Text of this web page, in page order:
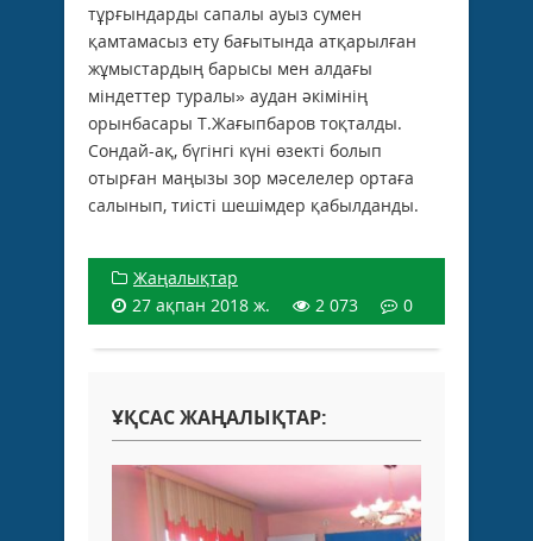
тұрғындарды сапалы ауыз сумен
қамтамасыз ету бағытында атқарылған
жұмыстардың барысы мен алдағы
міндеттер туралы» аудан әкімінің
орынбасары Т.Жағыпбаров тоқталды.
Сондай-ақ, бүгінгі күні өзекті болып
отырған маңызы зор мәселелер ортаға
салынып, тиісті шешімдер қабылданды.
Жаңалықтар
27 ақпан 2018 ж.
2 073 0
ҰҚСАС ЖАҢАЛЫҚТАР: